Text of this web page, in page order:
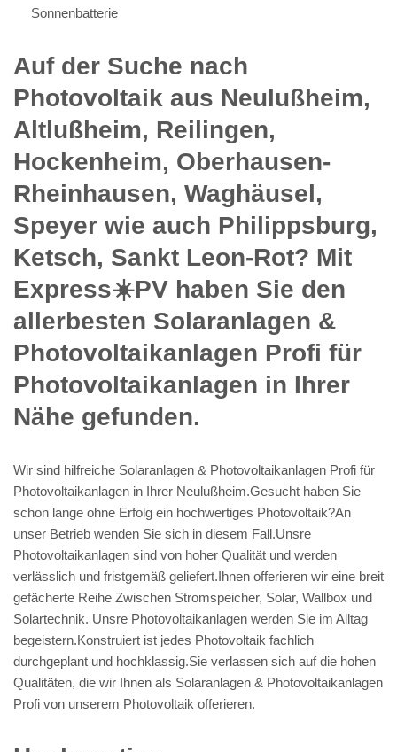
Sonnenbatterie
Auf der Suche nach
Photovoltaik aus Neulußheim,
Altlußheim, Reilingen,
Hockenheim, Oberhausen-
Rheinhausen, Waghäusel,
Speyer wie auch Philippsburg,
Ketsch, Sankt Leon-Rot? Mit
Express☀️PV️ haben Sie den
allerbesten Solaranlagen &
Photovoltaikanlagen Profi für
Photovoltaikanlagen in Ihrer
Nähe gefunden.
Wir sind hilfreiche Solaranlagen & Photovoltaikanlagen Profi für
Photovoltaikanlagen in Ihrer Neulußheim.Gesucht haben Sie
schon lange ohne Erfolg ein hochwertiges Photovoltaik?An
unser Betrieb wenden Sie sich in diesem Fall.Unsre
Photovoltaikanlagen sind von hoher Qualität und werden
verlässlich und fristgemäß geliefert.Ihnen offerieren wir eine breit
gefächerte Reihe Zwischen Stromspeicher, Solar, Wallbox und
Solartechnik. Unsre Photovoltaikanlagen werden Sie im Alltag
begeistern.Konstruiert ist jedes Photovoltaik fachlich
durchgeplant und hochklassig.Sie verlassen sich auf die hohen
Qualitäten, die wir Ihnen als Solaranlagen & Photovoltaikanlagen
Profi von unserem Photovoltaik offerieren.